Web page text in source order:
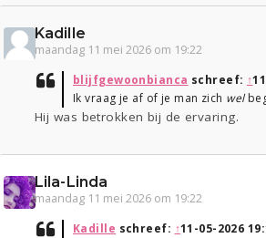
Kadille
maandag 11 mei 2026 om 19:22
blijfgewoonbianca schreef: ↑
Ik vraag je af of je man zich wel
Hij was betrokken bij de ervaring.
Lila-Linda
maandag 11 mei 2026 om 19:22
Kadille schreef: ↑11-05-2026